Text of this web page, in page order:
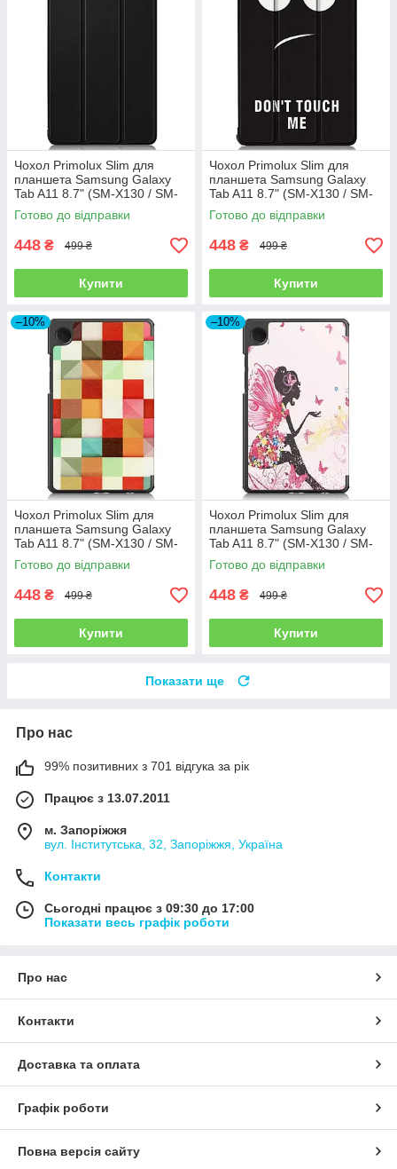
Чохол Primolux Slim для
планшета Samsung Galaxy
Tab A11 8.7" (SM-X130 / SM-
X135) - Black
Готово до відправки
448 ₴ 499 ₴
Купити
Чохол Primolux Slim для
планшета Samsung Galaxy
Tab A11 8.7" (SM-X130 / SM-
X135) - Don’t Touch
Готово до відправки
448 ₴ 499 ₴
Купити
–10%
Чохол Primolux Slim для
планшета Samsung Galaxy
Tab A11 8.7" (SM-X130 / SM-
X135) - Cube
Готово до відправки
448 ₴ 499 ₴
Купити
–10%
Чохол Primolux Slim для
планшета Samsung Galaxy
Tab A11 8.7" (SM-X130 / SM-
X135) - Fairy
Готово до відправки
448 ₴ 499 ₴
Купити
Показати ще
Про нас
99% позитивних з 701 відгука за рік
Працює з 13.07.2011
м. Запоріжжя
вул. Інститутська, 32, Запоріжжя, Україна
Контакти
Сьогодні працює з 09:30 до 17:00
Показати весь графік роботи
Про нас
Контакти
Доставка та оплата
Графік роботи
Повна версія сайту